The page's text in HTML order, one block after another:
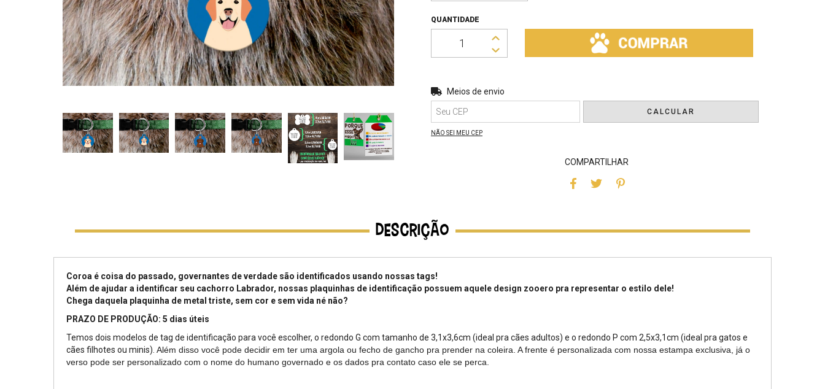
QUANTIDADE
Entregas para o CEP:
Meios de envio
CALCULAR
NÃO SEI MEU CEP
COMPARTILHAR
Descrição
Coroa é coisa do passado, governantes de verdade são identificados usando nossas tags!
Além de ajudar a identificar seu cachorro Labrador, nossas plaquinhas de identificação possuem aquele design zooero pra representar o estilo dele!
Chega daquela plaquinha de metal triste, sem cor e sem vida né não?
PRAZO DE PRODUÇÃO: 5 dias úteis
Temos dois modelos de tag de identificação para você escolher, o redondo G com tamanho de 3,1x3,6cm (ideal pra cães adultos) e o redondo P com 2,5x3,1cm (ideal pra gatos e
cães filhotes ou minis). Além disso você pode decidir em ter uma argola ou fecho de gancho pra prender na coleira. A frente é personalizada com nossa estampa exclusiva, já o
verso pode ser personalizado com o nome do humano governado e os dados pra contato caso ele se perca.